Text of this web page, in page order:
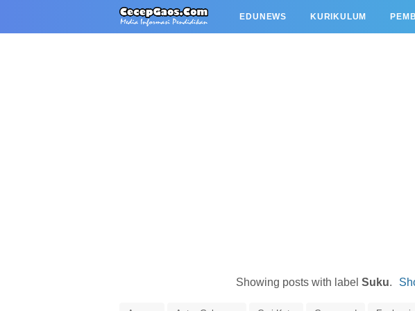
EDUNEWS KURIKULUM
Showing posts with label Suku.